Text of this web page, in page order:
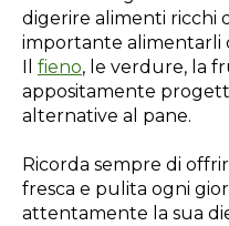
digerire alimenti ricchi
importante alimentarli
Il fieno, le verdure, la
appositamente
alternative al pane.
Ricorda sempre di
fresca e pulita ogni
attentamente la sua